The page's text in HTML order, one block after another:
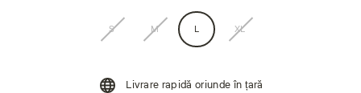
S M L XL
Livrare rapidă oriunde în țară